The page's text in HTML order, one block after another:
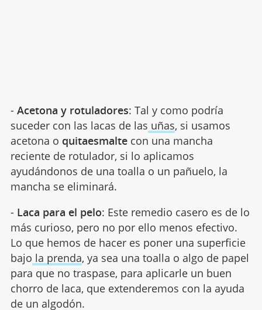
- Acetona y rotuladores: Tal y como podría
suceder con las lacas de las uñas, si usamos
acetona o quitaesmaltecon una mancha
reciente de rotulador, si lo aplicamos
ayudándonos de una toalla o un pañuelo, la
mancha se eliminará.
- Laca para el pelo: Este remedio casero es de lo
más curioso, pero no por ello menos efectivo.
Lo que hemos de hacer es poner una superficie
bajo la prenda, ya sea una toalla o algo de papel
para que no traspase, para aplicarle un buen
chorro de laca, que extenderemos con la ayuda
de un algodón.